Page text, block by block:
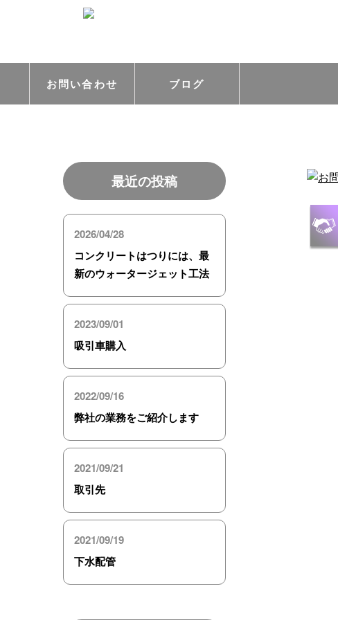
お問い合わせ ブログ
最近の投稿
2026/04/28
コンクリートはつりには、最
新のウォータージェット工法
2023/09/01
吸引車購入
2022/09/16
弊社の業務をご紹介します
2021/09/21
取引先
2021/09/19
下水配管